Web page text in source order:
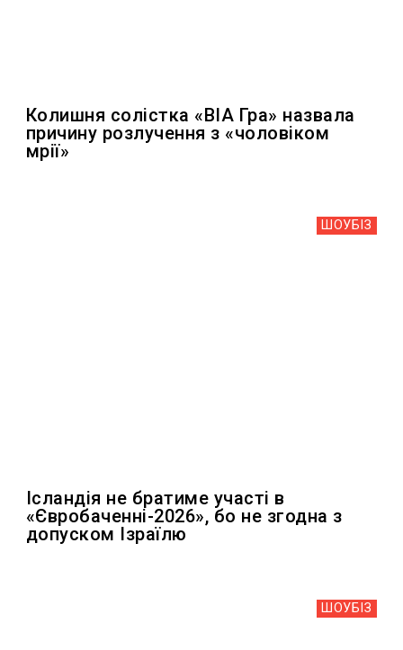
Колишня солістка «ВІА Гра» назвала
причину розлучення з «чоловіком
мрії»
ШОУБIЗ
Ісландія не братиме участі в
«Євробаченні-2026», бо не згодна з
допуском Ізраїлю
ШОУБIЗ